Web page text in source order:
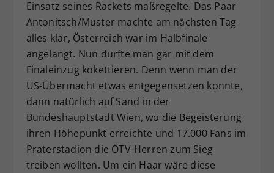
Einsatz seines Rackets maßregelte. Das Paar
Antonitsch/Muster machte am nächsten Tag
alles klar, Österreich war im Halbfinale
angelangt. Nun durfte man gar mit dem
Finaleinzug kokettieren. Denn wenn man der
US-Übermacht etwas entgegensetzen konnte,
dann natürlich auf Sand in der
Bundeshauptstadt Wien, wo die Begeisterung
ihren Höhepunkt erreichte und 17.000 Fans im
Praterstadion die ÖTV-Herren zum Sieg
treiben wollten. Um ein Haar wäre diese